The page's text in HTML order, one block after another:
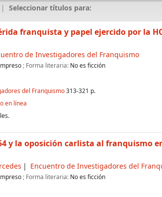
Seleccionar títulos para:
franquista y papel ejercido por la
de Investigadores del Franquismo
; Forma literaria: No es ficción
del Franquismo313-321 p.
en línea
y la oposición carlista al franquismo
Encuentro de Investigadores del
; Forma literaria: No es ficción